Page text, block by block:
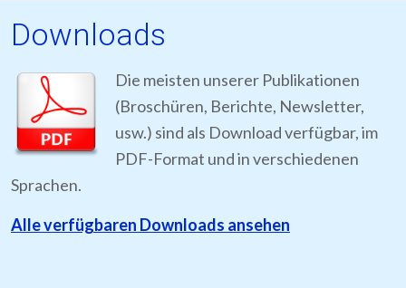
Downloads
Die meisten unserer Publikationen
(Broschüren, Berichte, Newsletter,
usw.) sind als Download verfügbar, im
PDF-Format und in verschiedenen
Sprachen.
Alle verfügbaren Downloads ansehen